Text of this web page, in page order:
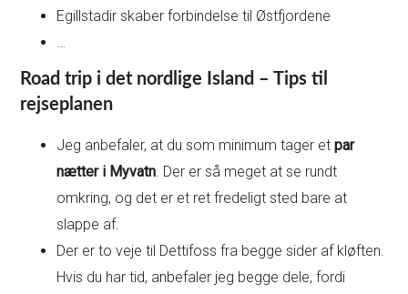
Egillstadir skaber forbindelse til Østfjordene
…
Road trip i det nordlige Island – Tips til
rejseplanen
Jeg anbefaler, at du som minimum tager etpar
nætter i Myvatn. Der er så meget at se rundt
omkring, og det er et ret fredeligt sted bare at
slappe af.
Der er to veje til Dettifoss fra begge sider af kløften.
Hvis du har tid, anbefaler jeg begge dele, fordi